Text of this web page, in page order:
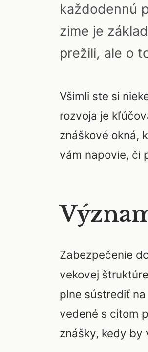
každodennú
zime je
prežili, ale o
Všimli ste si
rozvoja je
znáškové okná,
vám napovie, či
Zabezpečenie
vekovej
plne sústrediť
vedené s citom
znášky, kedy by